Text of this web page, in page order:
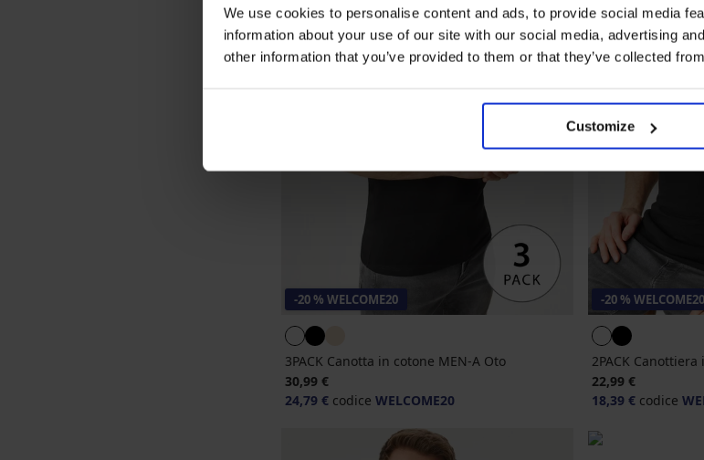
We use cookies to personalise content and ads, to provide social media
information about your use of our site with our social media, advertising
other information that you’ve provided to them or that they’ve collected
Customize
-20 % WELCOME20
3PACK Canotta in cotone MEN-A Oto
30,99 €
24,79 € codice WELCOME20
-20 % WELCOME20
2PACK
22,99 €
18,39 €codice